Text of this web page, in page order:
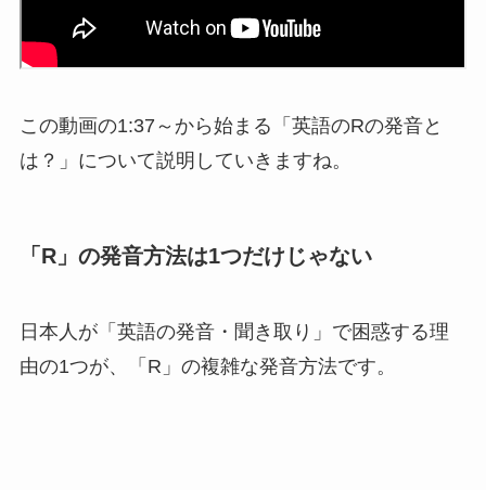
この動画の1:37～から始まる「英語のRの発音と
は？」について説明していきますね。
「R」の発音方法は1つだけじゃない
日本人が「英語の発音・聞き取り」で困惑する理
由の1つが、「R」の複雑な発音方法です。